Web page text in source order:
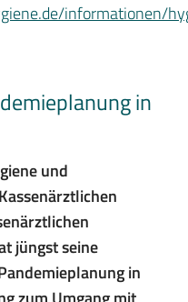
informationen/
in
und
jüngst seine
in